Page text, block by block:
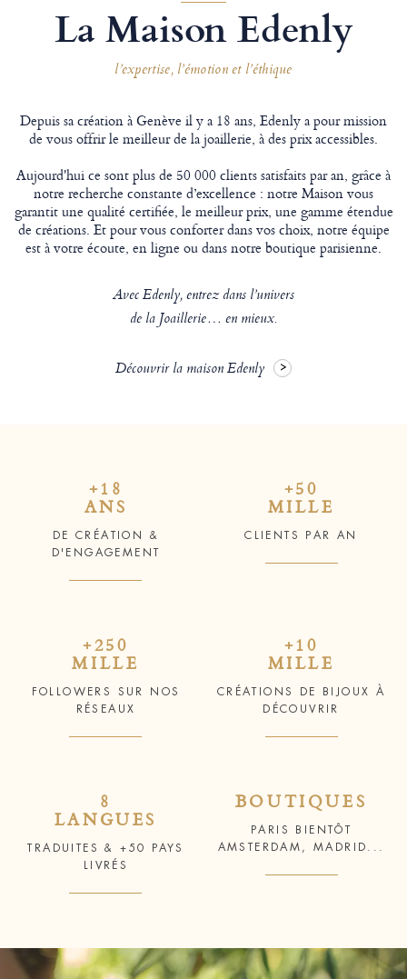
La Maison Edenly
l’expertise, l’émotion et l’éthique
Depuis sa création à Genève il y a 18 ans, Edenly a pour mission
de vous offrir le meilleur de la joaillerie, à des prix accessibles.
Aujourd'hui ce sont plus de 50 000 clients satisfaits par an, grâce à
notre recherche constante d’excellence : notre Maison vous
garantit une qualité certifiée, le meilleur prix, une gamme étendue
de créations. Et pour vous conforter dans vos choix, notre équipe
est à votre écoute, en ligne ou dans notre boutique parisienne.
Avec Edenly, entrez dans l’univers
de la Joaillerie… en mieux.
Découvrir la maison Edenly
+18
ANS
DE CRÉATION &
D'ENGAGEMENT
+50
MILLE
CLIENTS PAR AN
+250
MILLE
FOLLOWERS SUR NOS
RÉSEAUX
+10
MILLE
CRÉATIONS DE BIJOUX À
DÉCOUVRIR
8
LANGUES
TRADUITES & +50 PAYS
LIVRÉS
BOUTIQUES
PARIS BIENTÔT
AMSTERDAM, MADRID...